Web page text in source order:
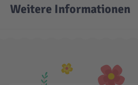
Weitere Informationen